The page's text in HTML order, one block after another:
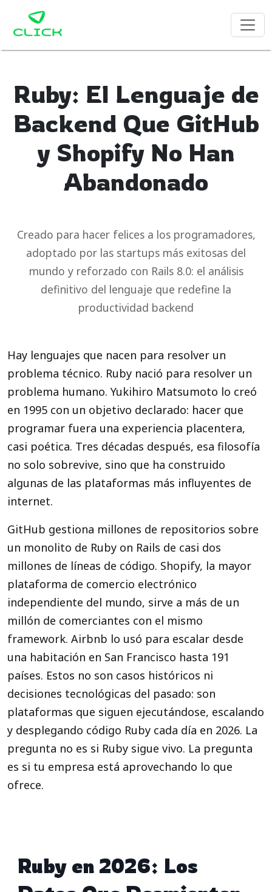
Ruby: El Lenguaje de
Backend Que GitHub
y Shopify No Han
Abandonado
Creado para hacer felices a los programadores,
adoptado por las startups más exitosas del
mundo y reforzado con Rails 8.0: el análisis
definitivo del lenguaje que redefine la
productividad backend
Hay lenguajes que nacen para resolver un
problema técnico. Ruby nació para resolver un
problema humano. Yukihiro Matsumoto lo creó
en 1995 con un objetivo declarado: hacer que
programar fuera una experiencia placentera,
casi poética. Tres décadas después, esa filosofía
no solo sobrevive, sino que ha construido
algunas de las plataformas más influyentes de
internet.
GitHub gestiona millones de repositorios sobre
un monolito de Ruby on Rails de casi dos
millones de líneas de código. Shopify, la mayor
plataforma de comercio electrónico
independiente del mundo, sirve a más de un
millón de comerciantes con el mismo
framework. Airbnb lo usó para escalar desde
una habitación en San Francisco hasta 191
países. Estos no son casos históricos ni
decisiones tecnológicas del pasado: son
plataformas que siguen ejecutándose, escalando
y desplegando código Ruby cada día en 2026. La
pregunta no es si Ruby sigue vivo. La pregunta
es si tu empresa está aprovechando lo que
ofrece.
Ruby en 2026: Los